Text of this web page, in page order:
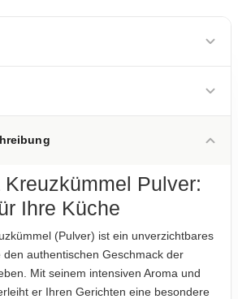
Sie die Angaben auf der jeweiligen
sind verbindlich.
Angaben wird keine Haftung
Pulver:
Ihre Küche
(Pulver) ist ein unverzichtbares
authentischen Geschmack der
Mit seinem intensiven Aroma und
er Ihren Gerichten eine besondere